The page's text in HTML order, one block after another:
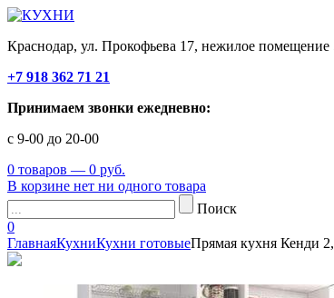
Краснодар, ул. Прокофьева 17, нежилое помещение
+7 918 362 71 21
Принимаем звонки ежедневно:
с 9-00 до 20-00
0 товаров — 0 руб.
В корзине нет ни одного товара
Поиск
0
ГлавнаяКухниКухни готовыеПрямая кухня Кенди